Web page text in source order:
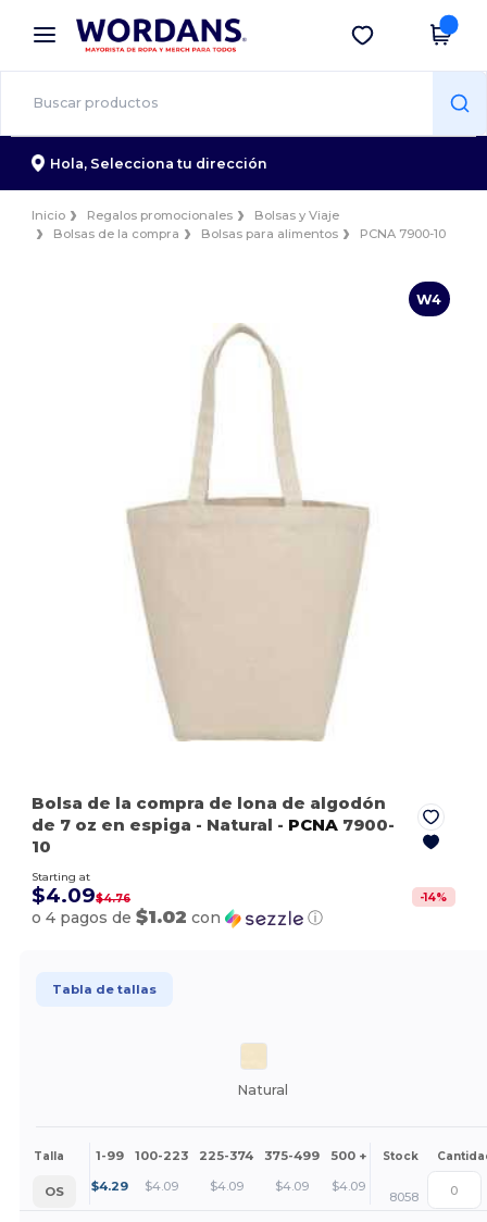
× App de Wordans
¡Mejores precios en app!
Descargar app
Hola, Selecciona tu dirección
Inicio Regalos promocionales
Bolsas y Viaje
Bolsas de la compra
Bolsas para alimentos PCNA 7900-10
W4
Bolsa de la compra de lona de algodón
de 7 oz en espiga - Natural - PCNA 7900-
10
Starting at
$4.09$4.76 -14%
o 4 pagos de$1.02 con ⓘ
Tabla de tallas
Natural
Talla 1-99 100-223 225-374 375-499 500 + Más
Stock
OS $4.29 $4.09 $4.09 $4.09 $4.09 +
8058